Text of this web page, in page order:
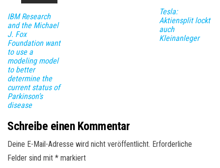
IBM Research
and the Michael
J. Fox
Foundation want
to use a
modeling model
to better
determine the
current status of
Parkinson’s
disease
Tesla:
Aktiensplit lockt
auch
Kleinanleger
Schreibe einen Kommentar
Deine E-Mail-Adresse wird nicht veröffentlicht. Erforderliche
Felder sind mit * markiert